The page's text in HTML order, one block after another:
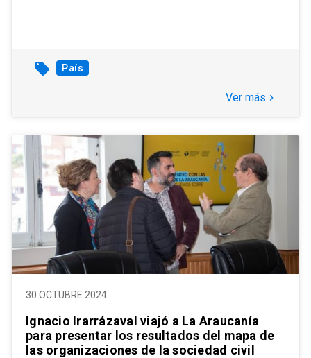
local_offer País
Ver más keyboard_arrow_right
30 OCTUBRE 2024
Ignacio Irarrázaval viajó a La Araucanía
para presentar los resultados del mapa de
las organizaciones de la sociedad civil